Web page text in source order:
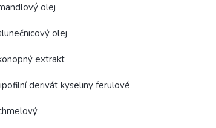
olej
olej
extrakt
derivát kyseliny ferulové